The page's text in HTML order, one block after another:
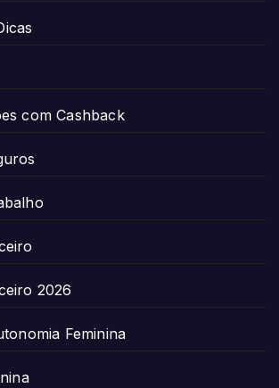
com Cashback
2026
Feminina